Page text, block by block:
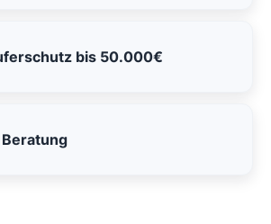
bis 50.000€